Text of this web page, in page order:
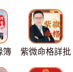
簿 紫微命格詳批